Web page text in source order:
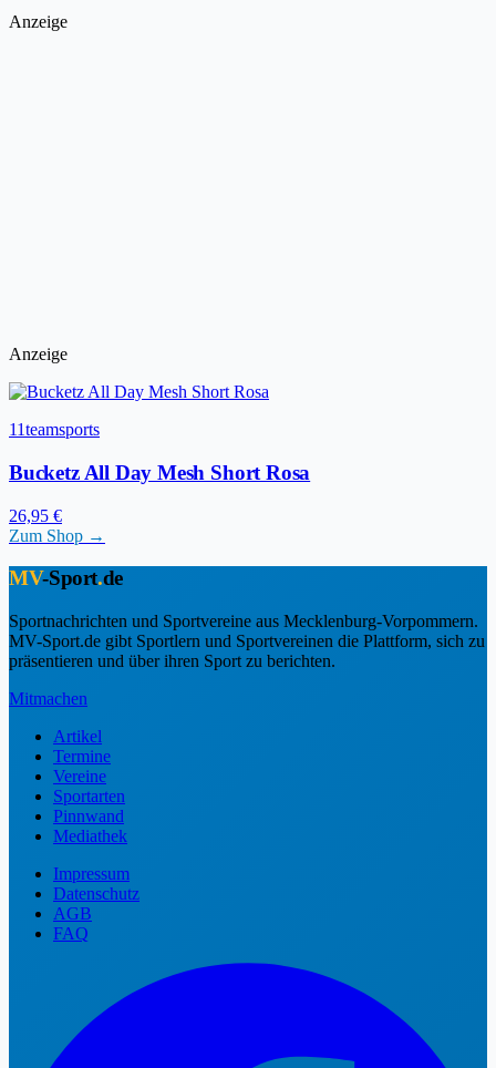
Anzeige
Anzeige
11teamsports
Bucketz All Day Mesh Short Rosa
26,95 €
Zum Shop →
MV-Sport.de
Sportnachrichten und Sportvereine aus Mecklenburg-Vorpommern.
MV-Sport.de gibt Sportlern und Sportvereinen die Plattform, sich zu
präsentieren und über ihren Sport zu berichten.
Mitmachen
Artikel
Termine
Vereine
Sportarten
Pinnwand
Mediathek
Impressum
Datenschutz
AGB
FAQ